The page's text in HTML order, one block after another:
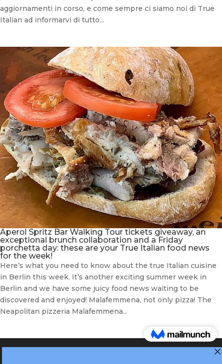
aggiornamenti in corso, e come sempre ci siamo noi di True
Italian ad informarvi di tutto...
Aperol Spritz Bar Walking Tour tickets giveaway, an
exceptional brunch collaboration and a Friday
porchetta day: these are your True Italian food news
for the week!
Here’s what you need to know about the true Italian cuisine
in Berlin this week. It’s another exciting summer week in
Berlin and we have some juicy food news waiting to be
discovered and enjoyed! Malafemmena, not only pizza! The
Neapolitan pizzeria Malafemmena...